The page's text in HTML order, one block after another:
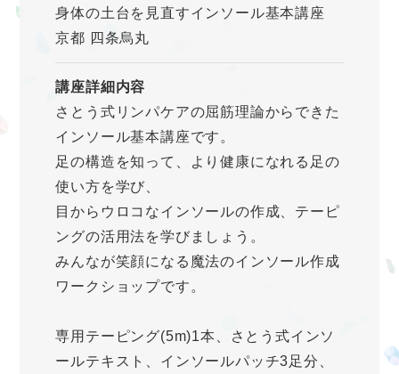
身体の土台を見直すインソール基本講座
京都 四条烏丸
講座詳細内容
さとう式リンパケアの屈筋理論からできた
インソール基本講座です。
足の構造を知って、より健康になれる足の
使い方を学び、
目からウロコなインソールの作成、テーピ
ングの活用法を学びましょう。
みんなが笑顔になる魔法のインソール作成
ワークショップです。
専用テーピング(5m)1本、さとう式インソ
ールテキスト、インソールパッチ3足分、